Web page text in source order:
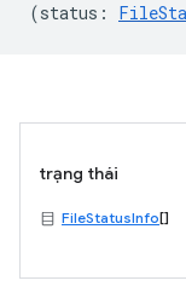
(status :
trạng thái
FileStatusInfo[]